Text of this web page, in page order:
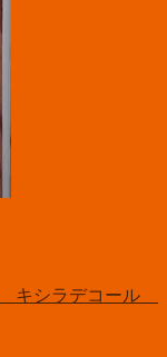
キシラデコール